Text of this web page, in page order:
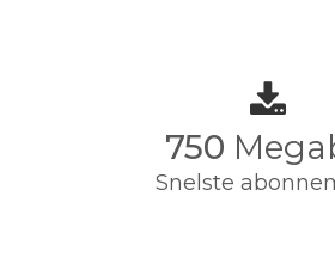
750
Snelste